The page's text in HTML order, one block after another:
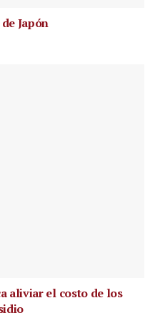
Japón
aliviar el costo de los